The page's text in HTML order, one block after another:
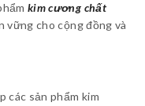
kim cương chất
vững cho cộng đồng và
các sản phẩm kim